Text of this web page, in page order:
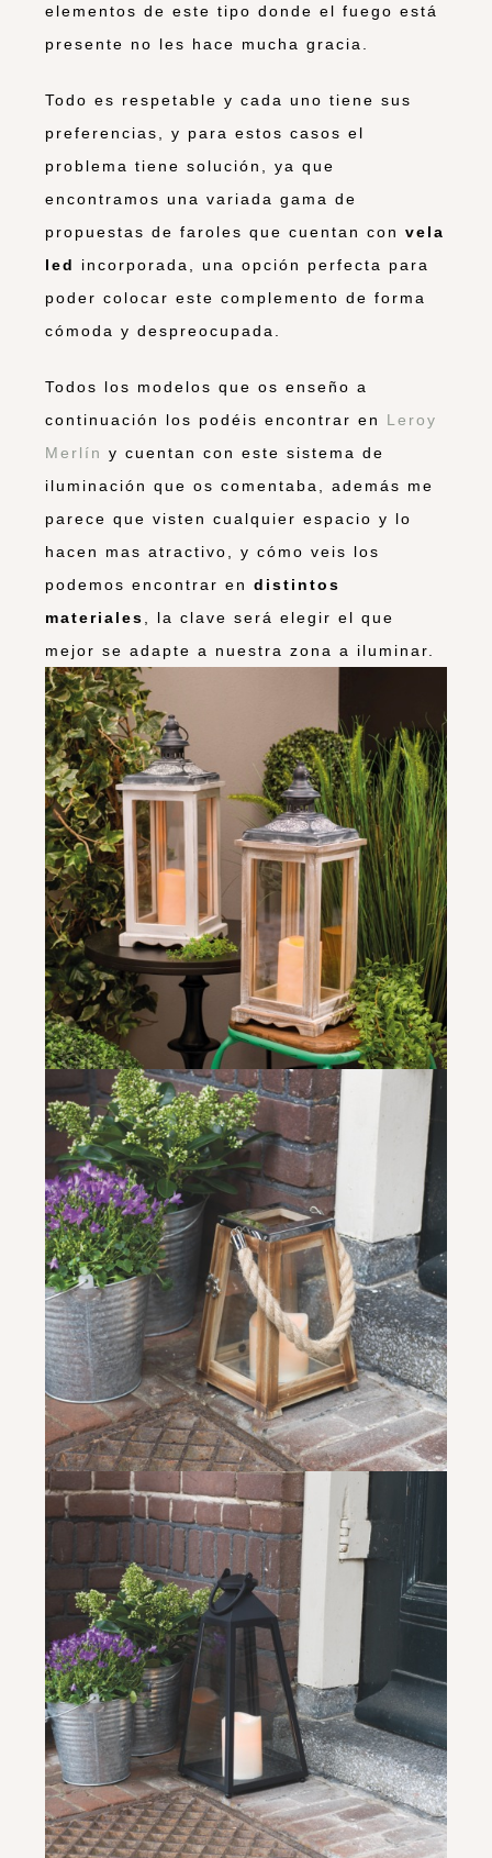
elementos de este tipo donde el fuego está
presente no les hace mucha gracia.
Todo es respetable y cada uno tiene sus
preferencias, y para estos casos el
problema tiene solución, ya que
encontramos una variada gama de
propuestas de faroles que cuentan con vela
led
incorporada, una opción perfecta para
poder colocar este complemento de forma
cómoda y despreocupada.
Todos los modelos que os enseño a
continuación los podéis encontrar en Leroy
Merlín y cuentan con este sistema de
iluminación que os comentaba, además me
parece que visten cualquier espacio y lo
hacen mas atractivo, y cómo veis los
podemos encontrar en distintos
materiales
, la clave será elegir el que
mejor se adapte a nuestra zona a iluminar.